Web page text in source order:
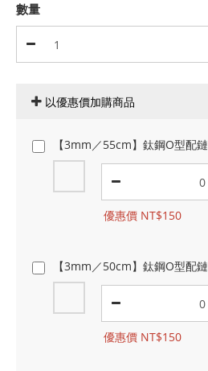
數量
以優惠價加購商品
【3mm／55cm】鈦鋼O型配鏈
優惠價 NT$150
【3mm／50cm】鈦鋼O型配鏈
優惠價 NT$150